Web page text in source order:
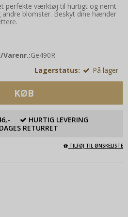
perfekte værktøj til hurtigt og nemt
blomster. Beskyt dine hænder
Varenr.:Ge490R
Lagerstatus:
På lager
KØB
HURTIG LEVERING
RETURRET
TILFØJ TIL ØNSKELISTE